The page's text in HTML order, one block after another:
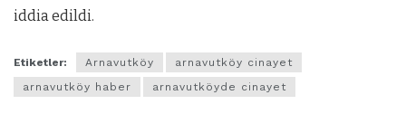
iddia edildi.
Etiketler: Arnavutköy
arnavutköy cinayet
arnavutköy haber
arnavutköyde cinayet